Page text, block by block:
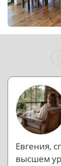
Евгения,
высшем